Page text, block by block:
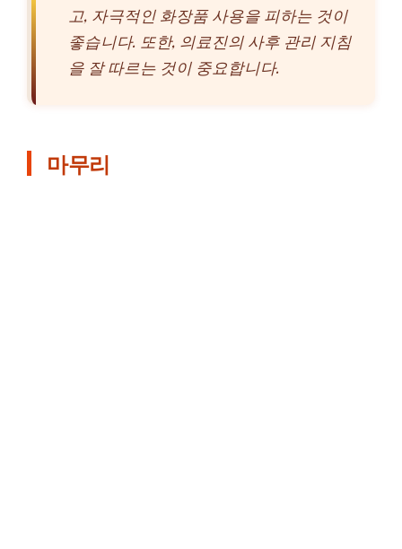
고, 자극적인 화장품 사용을 피하는 것이
좋습니다. 또한, 의료진의 사후 관리 지침
을 잘 따르는 것이 중요합니다.
마무리